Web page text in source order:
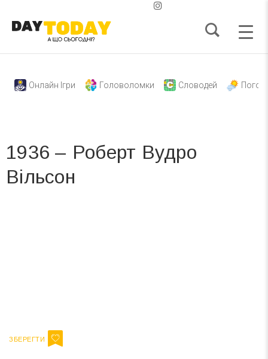
Онлайн Ігри Головоломки Словодей
1936 – Роберт Вудро
Вільсон